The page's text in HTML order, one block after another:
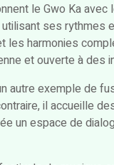
le Gwo Ka
ses
harmonies
et ouverte à des
autre exemple de
il accueille
un espace de